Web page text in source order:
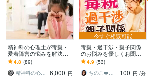
精神科の心理士が毒親・
愛着障害の悩みを解決し
ます 。精神科勤務の公認
心理師・臨床心理士がお
話を聴きます。
4.8 (89)
精神科の心理カウンセラー
6,000 円
今すぐ相談可能
毒親・過干渉・親子関係
のお悩みを優しくお聞き
します 毒親育ち/過干渉/愛
着障害/親子関係/教育虐待/
機能不全家族
4.9 (53)
ちのこ❤️ポジティブカウンセラー
100 円 /分